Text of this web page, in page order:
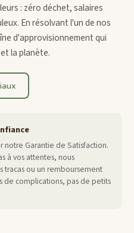
: zéro déchet, salaires
En résolvant l'un de nos
d'approvisionnement qui
la planète.
notre Garantie de Satisfaction.
à vos attentes, nous
tracas ou un remboursement
de complications, pas de petits